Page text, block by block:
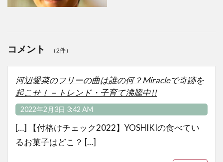
コメント （2件）
河辺愛菜のフリーの曲は誰の何？Miracleで奇跡を
起こせ！－トレンド・子育て沸騰中!!
2022年2月3日 3:42 AM
[…] 【付格けチェック2022】YOSHIKIの食べてい
るお菓子はどこ？ […]